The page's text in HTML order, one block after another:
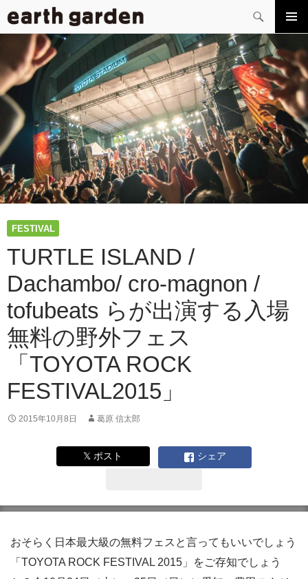
索
メニュ
ー
コ
ン
ツ
へ
ス
キ
ッ
FESTIVAL
TURTLE ISLAND /
Dachambo/ cro-magnon /
tofubeats らが出演する入場
無料の野外フェス
「TOYOTA ROCK
FESTIVAL2015」
2015年10月8日 葛原 信太郎
𝕏 ポスト シェア
おそらく日本最大級の無料フェスと言ってもいいでしょう
「TOYOTA ROCK FESTIVAL 2015」をご存知でしょう